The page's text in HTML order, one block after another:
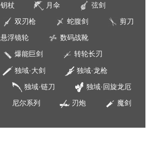
钥杖 月伞 弦剑
双刃枪 蛇腹剑 剪刀
悬浮镜轮 数码战靴
爆能巨剑 转轮长刃
独域·大剑 独域·龙枪
独域·链刀 独域·回旋龙厄
尼尔系列 刃炮 魔剑